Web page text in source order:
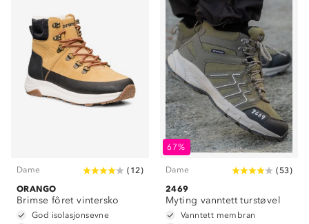
Dame ( 12)
ORANGO
Brimse fôret vintersko
God isolasjonsevne
67%
Dame (53)
2469
Myting vanntett turstøvel
Vanntett membran